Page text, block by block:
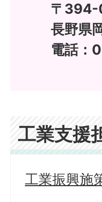
〒
長野県
電話：
工業支援
工業振興施